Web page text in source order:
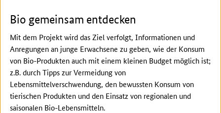
Bio gemeinsam entdecken
Mit dem Projekt wird das Ziel verfolgt, Informationen und
Anregungen an junge Erwachsene zu geben, wie der Konsum
von Bio-Produkten auch mit einem kleinen Budget möglich ist;
z.B. durch Tipps zur Vermeidung von
Lebensmittelverschwendung, den bewussten Konsum von
tierischen Produkten und den Einsatz von regionalen und
saisonalen Bio-Lebensmitteln.